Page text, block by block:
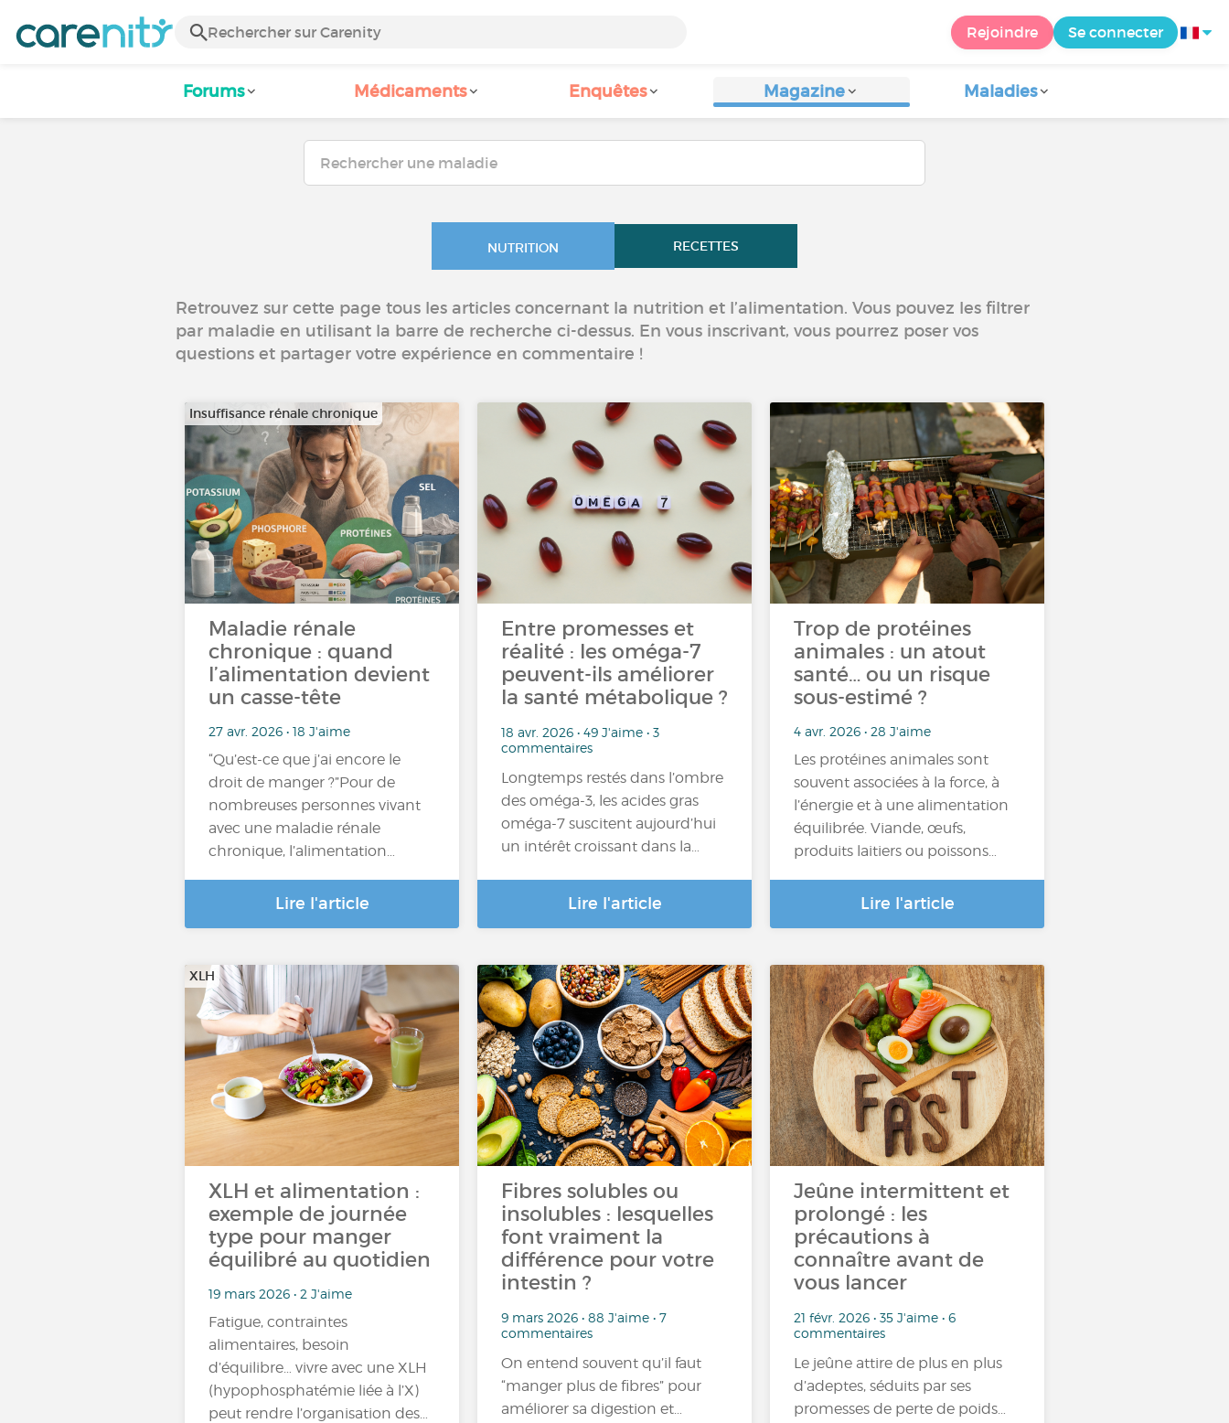
Rejoindre Se connecter
Forums Médicaments Enquêtes Magazine Maladies
NUTRITION RECETTES
Retrouvez sur cette page tous les articles concernant la nutrition et l’alimentation. Vous pouvez les filtrer
par maladie en utilisant la barre de recherche ci-dessus. En vous inscrivant, vous pourrez poser vos
questions et partager votre expérience en commentaire !
Insuffisance rénale chronique
Maladie rénale
chronique : quand
l’alimentation devient
un casse-tête
27 avr. 2026 • 18 J'aime
“Qu’est-ce que j’ai encore le
droit de manger ?”Pour de
nombreuses personnes vivant
avec une maladie rénale
chronique, l’alimentation…
Lire l'article
Entre promesses et
réalité : les oméga-7
peuvent-ils améliorer
la santé métabolique ?
18 avr. 2026 • 49 J'aime • 3
commentaires
Longtemps restés dans l’ombre
des oméga-3, les acides gras
oméga-7 suscitent aujourd’hui
un intérêt croissant dans la…
Lire l'article
Trop de protéines
animales : un atout
santé… ou un risque
sous-estimé ?
4 avr. 2026 • 28 J'aime
Les protéines animales sont
souvent associées à la force, à
l’énergie et à une alimentation
équilibrée. Viande, œufs,
produits laitiers ou poissons…
Lire l'article
XLH
XLH et alimentation :
exemple de journée
type pour manger
équilibré au quotidien
19 mars 2026 • 2 J'aime
Fatigue, contraintes
alimentaires, besoin
d’équilibre… vivre avec une XLH
(hypophosphatémie liée à l’X)
peut rendre l’organisation des…
Fibres solubles ou
insolubles : lesquelles
font vraiment la
différence pour votre
intestin ?
9 mars 2026 • 88 J'aime • 7
commentaires
On entend souvent qu’il faut
“manger plus de fibres” pour
améliorer sa digestion et…
Jeûne intermittent et
prolongé : les
précautions à
connaître avant de
vous lancer
21 févr. 2026 • 35 J'aime • 6
commentaires
Le jeûne attire de plus en plus
d’adeptes, séduits par ses
promesses de perte de poids…